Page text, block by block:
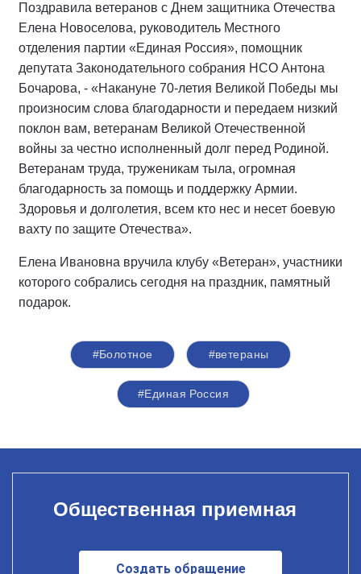
Поздравила ветеранов с Днем защитника Отечества
Елена Новоселова, руководитель Местного
отделения партии «Единая Россия», помощник
депутата Законодательного собрания НСО Антона
Бочарова, - «Накануне 70-летия Великой Победы мы
произносим слова благодарности и передаем низкий
поклон вам, ветеранам Великой Отечественной
войны за честно исполненный долг перед Родиной.
Ветеранам труда, труженикам тыла, огромная
благодарность за помощь и поддержку Армии.
Здоровья и долголетия, всем кто нес и несет боевую
вахту по защите Отечества».
Елена Ивановна вручила клубу «Ветеран», участники
которого собрались сегодня на праздник, памятный
подарок.
#Болотное #ветераны
#Единая Россия
Общественная приемная
Создать обращение